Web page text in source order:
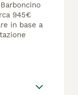
945€
in base a